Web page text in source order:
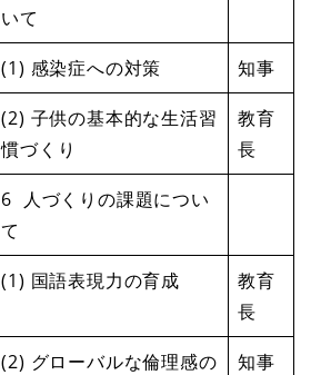
いて
(1) 感染症への対策 知事
(2) 子供の基本的な生活習
慣づくり
教育
長
6 人づくりの課題につい
て
(1) 国語表現力の育成
教育
長
(2) グローバルな倫理感の
知事